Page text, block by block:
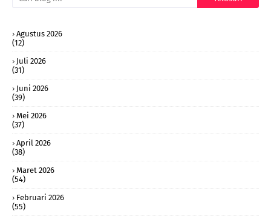
Agustus 2026
(12)
Juli 2026
(31)
Juni 2026
(39)
Mei 2026
(37)
April 2026
(38)
Maret 2026
(54)
Februari 2026
(55)